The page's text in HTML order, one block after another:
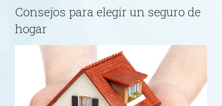
Consejos para elegir un seguro de
hogar